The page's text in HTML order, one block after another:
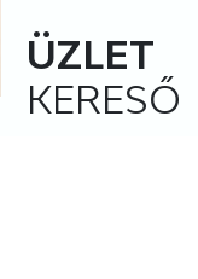
ÜZLET
KERESŐ